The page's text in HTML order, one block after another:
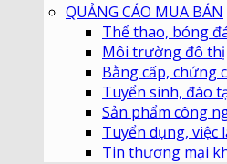
QUẢNG CÁO MUA BÁN
Thể thao, bóng
Môi trường đô thị
Bằng cấp, chứng
Tuyển sinh, đào
Sản phẩm công
Tuyển dụng, việc
Tin thương mại